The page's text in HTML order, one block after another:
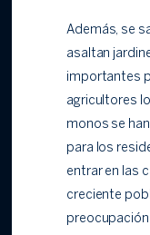
Además, se
asaltan
importantes
agricultores
monos se
para los
entrar en las
creciente